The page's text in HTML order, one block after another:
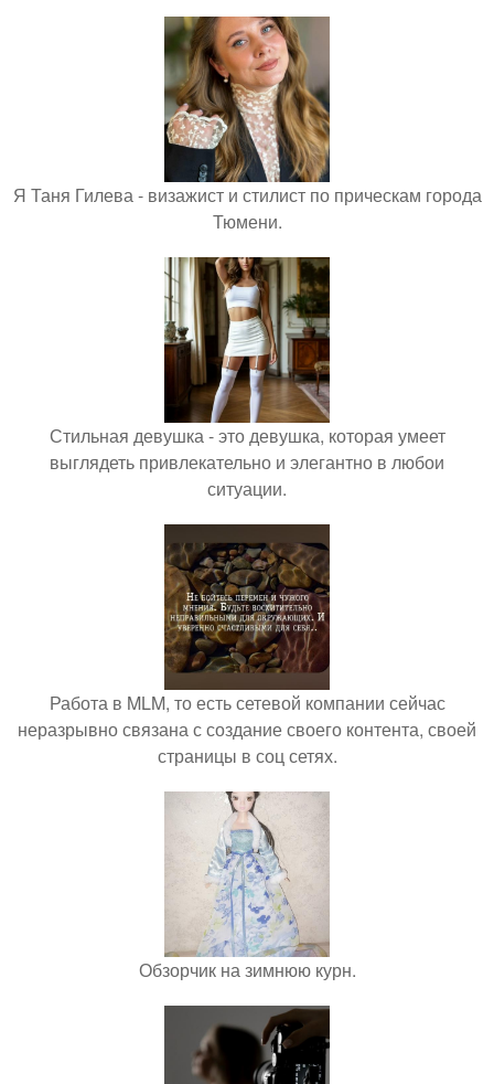
Я Таня Гилева - визажист и стилист по прическам города
Тюмени.
Стильная девушка - это девушка, которая умеет
выглядеть привлекательно и элегантно в любои
ситуации.
Работа в MLM, то есть сетевой компании сейчас
неразрывно связана с создание своего контента, своей
страницы в соц сетях.
Обзорчик на зимнюю курн.